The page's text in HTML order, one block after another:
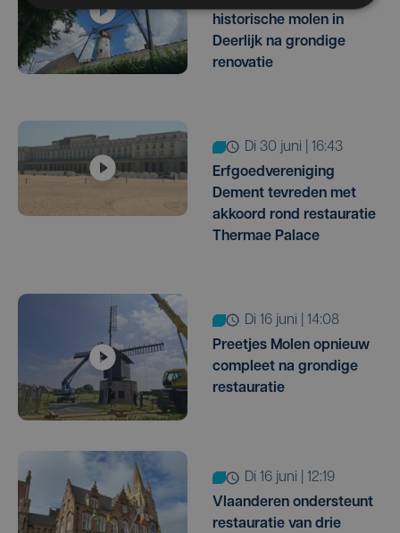
historische molen in
Deerlijk na grondige
renovatie
di 30 juni | 16:43
Erfgoedvereniging
Dement tevreden met
akkoord rond restauratie
Thermae Palace
di 16 juni | 14:08
Preetjes Molen opnieuw
compleet na grondige
restauratie
di 16 juni | 12:19
Vlaanderen ondersteunt
restauratie van drie